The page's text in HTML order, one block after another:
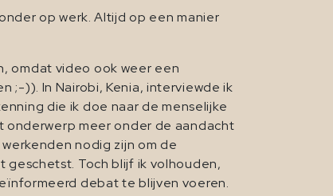
op werk. Altijd op een manier
omdat video ook weer een
;-)). In Nairobi, Kenia, interviewde ik
die ik doe naar de menselijke
onderwerp meer onder de aandacht
nodig zijn om de
geschetst. Toch blijf ik volhouden,
debat te blijven voeren.